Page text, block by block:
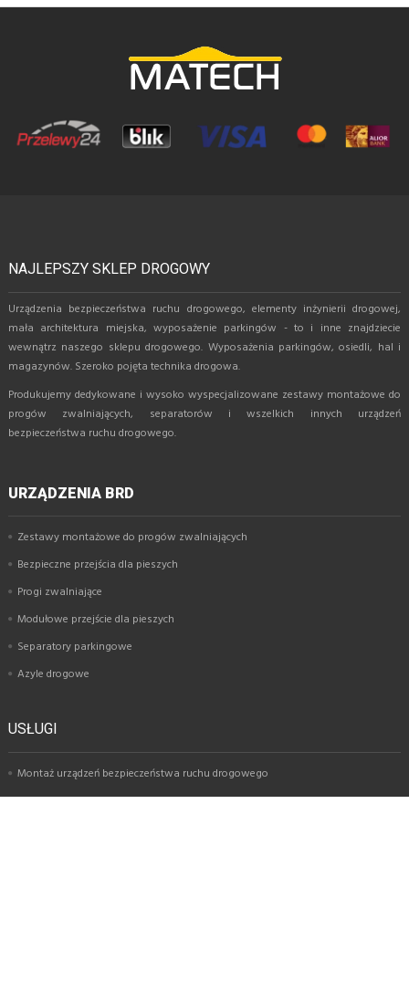
NAJLEPSZY SKLEP DROGOWY
Urządzenia bezpieczeństwa ruchu drogowego, elementy inżynierii drogowej,
mała architektura miejska, wyposażenie parkingów - to i inne znajdziecie
wewnątrz naszego sklepu drogowego. Wyposażenia parkingów, osiedli, hal i
magazynów. Szeroko pojęta technika drogowa.
Produkujemy dedykowane i wysoko wyspecjalizowane zestawy montażowe do
progów zwalniających, separatorów i wszelkich innych urządzeń
bezpieczeństwa ruchu drogowego.
URZĄDZENIA BRD
Zestawy montażowe do progów zwalniających
Bezpieczne przejścia dla pieszych
Progi zwalniające
Modułowe przejście dla pieszych
Separatory parkingowe
Azyle drogowe
USŁUGI
Montaż urządzeń bezpieczeństwa ruchu drogowego
Oznakowanie parkingów i osiedli